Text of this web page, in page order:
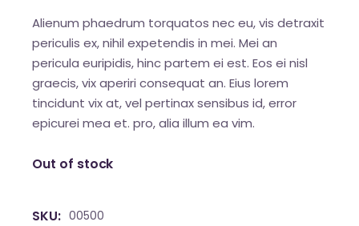
Alienum phaedrum torquatos nec eu, vis detraxit
periculis ex, nihil expetendis in mei. Mei an
pericula euripidis, hinc partem ei est. Eos ei nisl
graecis, vix aperiri consequat an. Eius lorem
tincidunt vix at, vel pertinax sensibus id, error
epicurei mea et. pro, alia illum ea vim.
Out of stock
SKU: 00500